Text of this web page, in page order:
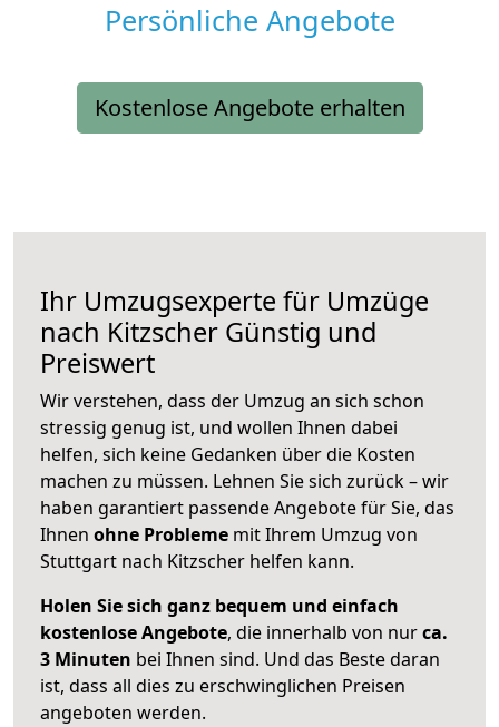
Persönliche Angebote
Kostenlose Angebote erhalten
Ihr Umzugsexperte für Umzüge
nach Kitzscher Günstig und
Preiswert
Wir verstehen, dass der Umzug an sich schon
stressig genug ist, und wollen Ihnen dabei
helfen, sich keine Gedanken über die Kosten
machen zu müssen. Lehnen Sie sich zurück – wir
haben garantiert passende Angebote für Sie, das
Ihnen ohne Probleme mit Ihrem Umzug von
Stuttgart nach Kitzscher helfen kann.
Holen Sie sich ganz bequem und einfach
kostenlose Angebote, die innerhalb von nurca.
3 Minuten bei Ihnen sind. Und das Beste daran
ist, dass all dies zu erschwinglichen Preisen
angeboten werden.